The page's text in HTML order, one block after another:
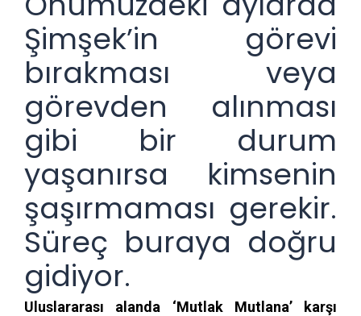
Şimşek’in görevi
bırakması veya
görevden alınması
gibi bir durum
yaşanırsa kimsenin
şaşırmaması gerekir.
Süreç buraya doğru
gidiyor.
Uluslararası alanda ‘Mutlak Mutlana’ karşı